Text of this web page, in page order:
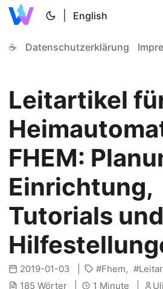
English
☕ Datenschutzerklärung
Leitartikel
FHEM:
Einrichtung,
Tutorials und
2019-01-03 Fhem
185 Wörter
1 Minute Uli